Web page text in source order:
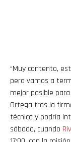
“Muy contento,
pero vamos a
mejor posible
Ortega tras la
técnico y podría
sábado, cuando